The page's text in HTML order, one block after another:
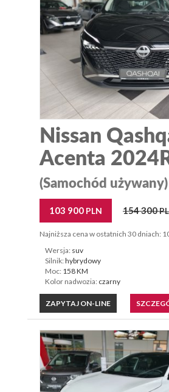
Nissan
Acenta
(Samochód używany)
103 900 PLN 154 300
Najniższa cena w ostatnich 30 dniach:
Wersja: suv
Silnik: hybrydowy
Moc: 158 KM
Kolor nadwozia: czarny
ZAPYTAJ ON-LINE